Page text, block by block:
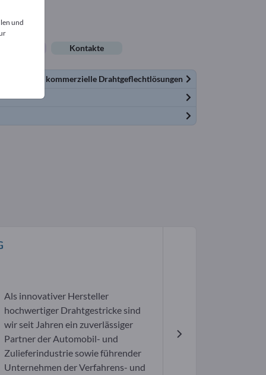
Kontakte
und kommerzielle Drahtgeflechtlösungen
Als innovativer Hersteller
hochwertiger Drahtgestricke sind
wir seit Jahren ein zuverlässiger
Partner der Automobil- und
Zulieferindustrie sowie führender
Unternehmen der Verfahrens- und
und